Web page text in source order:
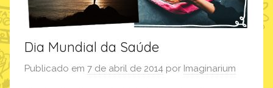
Dia Mundial da Saúde
Publicado em 7 de abril de 2014 por Imaginarium